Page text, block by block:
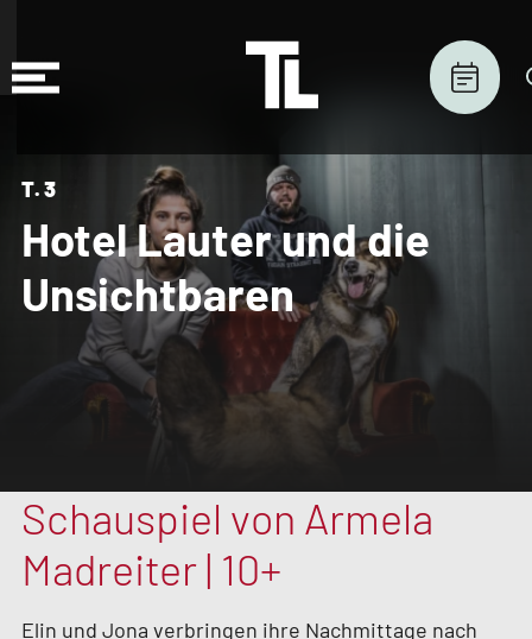
T.3
Hotel Lauter und die
Unsichtbaren
Schauspiel von Armela
Madreiter | 10+
Elin und Jona verbringen ihre Nachmittage nach